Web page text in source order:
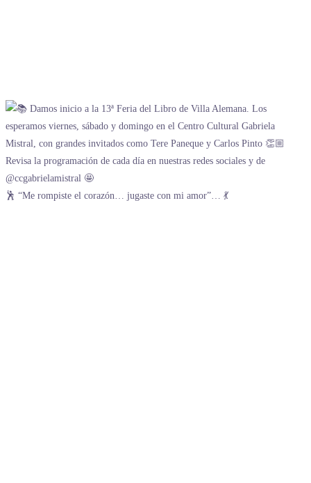
🕺 “Me rompiste el corazón… jugaste con mi amor”… 💃